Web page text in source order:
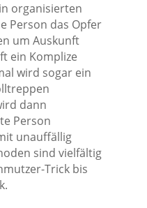
organisierten
Person das Opfer
um Auskunft
ein Komplize
wird sogar ein
dann
Person
unauffällig
sind vielfältig
Trick bis